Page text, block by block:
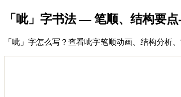
「呲」字书法 — 笔顺、结构要
「呲」字怎么写？查看呲字笔顺动画、结构分析